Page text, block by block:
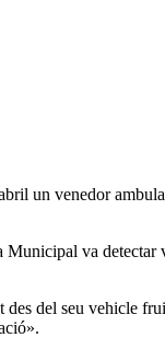
un venedor
va detectar
del seu vehicle